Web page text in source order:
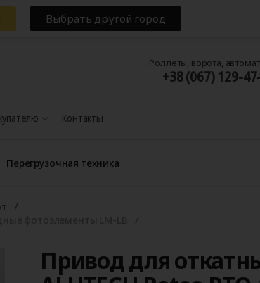
Роллеты, ворота,
+38 (067) 129-
Контакты
Перегрузочная техника
Привод для
Выбрать другой город